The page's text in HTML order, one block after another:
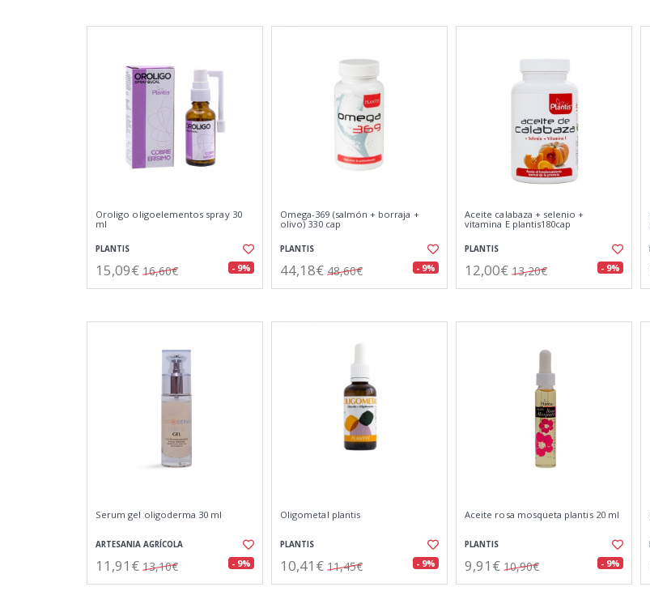
Oroligo oligoelementos spray 30
ml
PLANTIS
15,09€ 16,60€ - 9%
Omega-369 (salmón + borraja +
olivo) 330 cap
PLANTIS
44,18€ 48,60€ - 9%
Aceite calabaza + selenio +
vitamina E plantis180cap
PLANTIS
12,00€ 13,20€ - 9%
Serum gel oligoderma 30 ml
ARTESANIA AGRÍCOLA
11,91€ 13,10€ - 9%
Oligometal plantis
PLANTIS
10,41€ 11,45€ - 9%
Aceite rosa mosqueta plantis 20 ml
PLANTIS
9,91€ 10,90€ - 9%